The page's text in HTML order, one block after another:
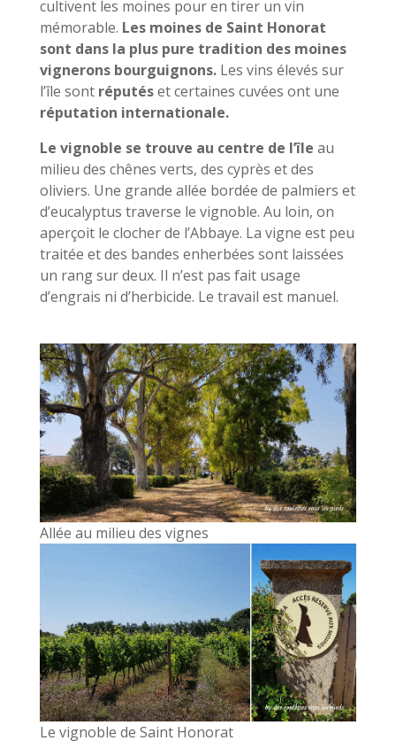
cultivent les moines pour en tirer un vin
mémorable. Les moines de Saint Honorat
sont dans la plus pure tradition des moines
vignerons bourguignons.Les vins élevés sur
l’île sont réputéset certaines cuvées ont une
réputation internationale.
Le vignoble se trouve au centre de l’île au
milieu des chênes verts, des cyprès et des
oliviers. Une grande allée bordée de palmiers et
d’eucalyptus traverse le vignoble. Au loin, on
aperçoit le clocher de l’Abbaye. La vigne est peu
traitée et des bandes enherbées sont laissées
un rang sur deux. Il n’est pas fait usage
d’engrais ni d’herbicide. Le travail est manuel.
Allée au milieu des vignes
Le vignoble de Saint Honorat